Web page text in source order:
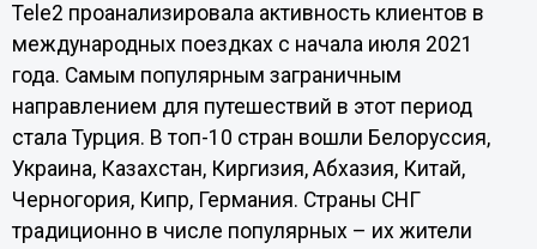
Tele2 проанализировала активность клиентов в
международных поездках с начала июля 2021
года. Самым популярным заграничным
направлением для путешествий в этот период
стала Турция. В топ-10 стран вошли Белоруссия,
Украина, Казахстан, Киргизия, Абхазия, Китай,
Черногория, Кипр, Германия. Страны СНГ
традиционно в числе популярных – их жители